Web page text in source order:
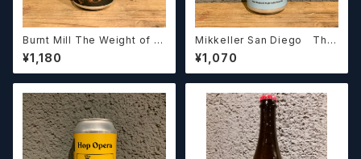
Burnt Mill The Weight of Br
unch バーントミル ザ ウェイト
オブ ブランチ
¥1,180
Mikkeller San Diego The
Guide ミッケラー ザガイド
¥1,070